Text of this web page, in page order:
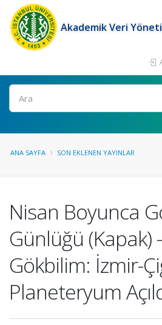
Akademik Veri
Ara
ANA SAYFA SON EKLENEN YAYINLAR
Nisan Boyunca
Günlüğü (Kapak)
Gökbilim: İzmir-
Planeteryum